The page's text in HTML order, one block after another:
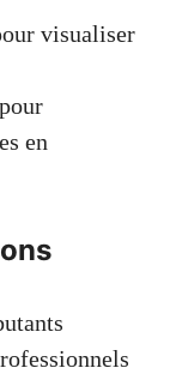
visualiser
pour
en